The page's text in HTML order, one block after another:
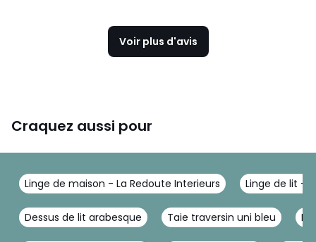
Voir plus d'avis
Craquez aussi pour
Linge de maison - La Redoute Interieurs Linge de lit -
Dessus de lit arabesque Taie traversin uni bleu